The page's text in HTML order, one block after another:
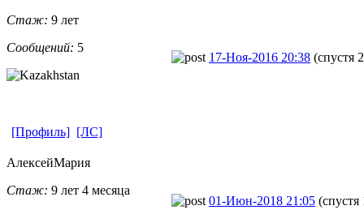
Стаж: 9 лет
Сообщений: 5
17-Ноя-2016 20:38 (спустя
[Профиль] [ЛС]
АлексейМария
Стаж: 9 лет 4 месяца
01-Июн-2018 21:05 (спустя